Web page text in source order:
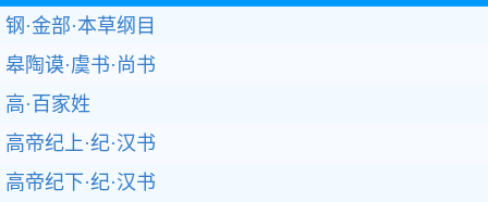
钢·金部·本草纲目
皋陶谟·虞书·尚书
高·百家姓
高帝纪上·纪·汉书
高帝纪下·纪·汉书